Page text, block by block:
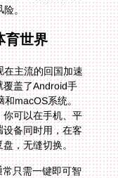
险。
育世界
在主流的回国加速
覆盖了Android手
iPad、Windows电脑和macOS系统。
生和海外工作者特别友好，你可以在手机、平
电脑上分别安装，一人多端设备同时用，在客
，无缝切换。
只需一键即可智
以手动选择“影音
独享100M带宽的
备的，能有效避
时保障和专业的
题，都能快速找